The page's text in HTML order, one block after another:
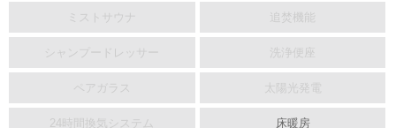
ミストサウナ 追焚機能
シャンプードレッサー 洗浄便座
ペアガラス 太陽光発電
24時間換気システム 床暖房